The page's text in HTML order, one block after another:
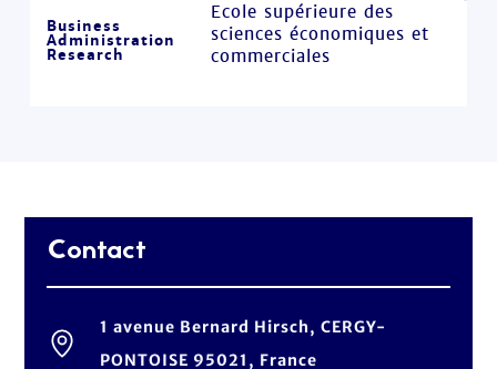
Business
Administration
Research
Ecole supérieure des
sciences économiques et
commerciales
Contact
1 avenue Bernard Hirsch, CERGY-
PONTOISE 95021, France